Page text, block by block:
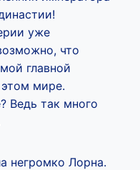
уже
что
главной
мире.
Ведь так много
негромко Лорна.